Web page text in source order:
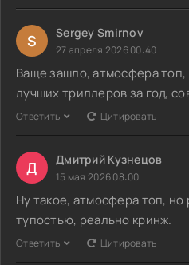
S Sergey Smirnov
27 апреля 2026 00:40
Ваще зашло, атмосфера
лучших триллеров за год,
Ответить Цитировать
Д Дмитрий Кузнецов
15 мая 2026 08:00
Ну такое, атмосфера топ,
тупостью, реально кринж.
Ответить Цитировать